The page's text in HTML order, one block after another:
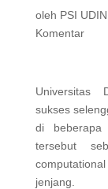
oleh PSI
Komentar
Universitas
sukses
di beberapa
tersebut
jenjang.